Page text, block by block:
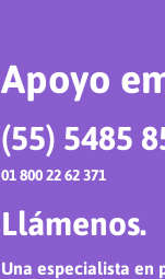
Apoyo
(55) 5485
01 800 22 62 371
Llámenos.
Una especialista en